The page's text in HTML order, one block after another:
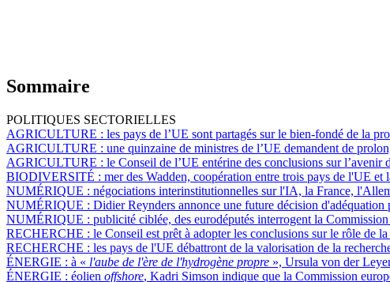
Sommaire
POLITIQUES SECTORIELLES
AGRICULTURE : les pays de l’UE sont partagés sur le bien-fondé de la
AGRICULTURE : une quinzaine de ministres de l’UE demandent de
AGRICULTURE : le Conseil de l’UE entérine des conclusions sur l’avenir
BIODIVERSITÉ : mer des Wadden, coopération entre trois pays de l'UE
NUMÉRIQUE : négociations interinstitutionnelles sur l'IA, la France,
NUMÉRIQUE : Didier Reynders annonce une future décision
NUMÉRIQUE : publicité ciblée, des eurodéputés interrogent la
RECHERCHE : le Conseil est prêt à adopter les conclusions sur le rôle de
RECHERCHE : les pays de l'UE débattront de la valorisation de la
ÉNERGIE : à « l'aube de l'ère de l'hydrogène propre », Ursula von der
ÉNERGIE : éolien offshore, Kadri Simson indique que la Commission